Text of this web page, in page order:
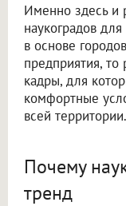
Именно здесь и
наукоградов
в основе
предприятия,
кадры, для
комфортные
всей территории.
Почему
тренд